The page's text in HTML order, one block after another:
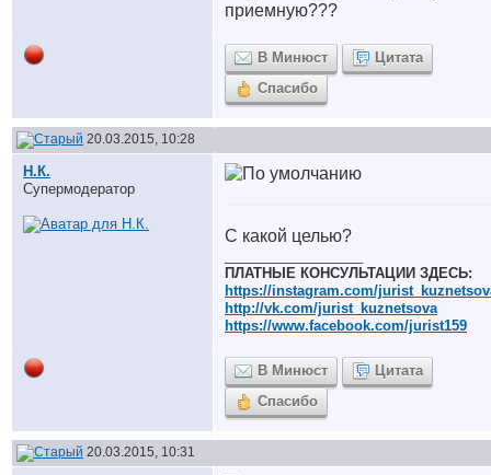
приемную???
В Минюст
Цитата
Спасибо
20.03.2015, 10:28
Н.К.
Супермодератор
С какой целью?
ПЛАТНЫЕ КОНСУЛЬТАЦИИ ЗДЕСЬ:
https://instagram.com/
http://vk.com/jurist_kuznetsova
https://www.facebook.com/jurist159
В Минюст
Цитата
Спасибо
20.03.2015, 10:31